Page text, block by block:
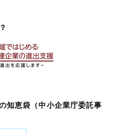
知恵袋（中小企業庁委託事